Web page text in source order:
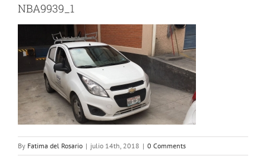
NBA9939_1
By Fatima del Rosario | julio 14th, 2018 | 0 Comments